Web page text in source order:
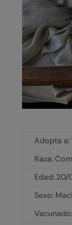
Adopta a:
Raza:
Edad: 20/
Sexo: